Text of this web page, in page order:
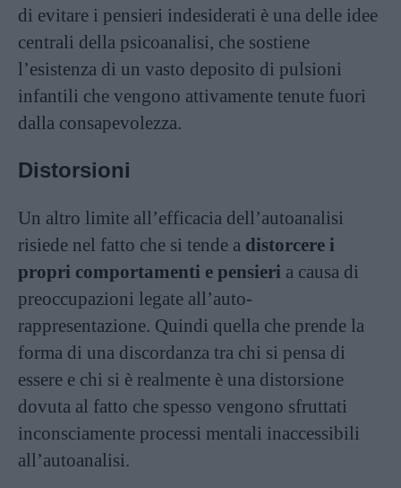
di evitare i pensieri indesiderati è una delle idee
centrali della psicoanalisi, che sostiene
l’esistenza di un vasto deposito di pulsioni
infantili che vengono attivamente tenute fuori
dalla consapevolezza.
Distorsioni
Un altro limite all’efficacia dell’autoanalisi
risiede nel fatto che si tende a distorcere i
propri comportamenti e pensieri a causa di
preoccupazioni legate all’auto-
rappresentazione. Quindi quella che prende la
forma di una discordanza tra chi si pensa di
essere e chi si è realmente è una distorsione
dovuta al fatto che spesso vengono sfruttati
inconsciamente processi mentali inaccessibili
all’autoanalisi.